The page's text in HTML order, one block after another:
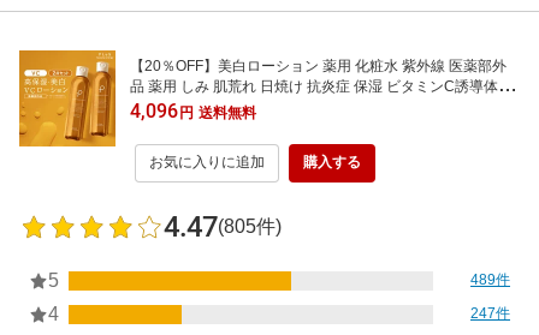
【20％OFF】美白ローション 薬用 化粧水 紫外線 医薬部外
品 薬用 しみ 肌荒れ 日焼け 抗炎症 保湿 ビタミンC誘導体 V
C 春 メンズ 男性にも [プリュ VC ホワイトニングローション
（200ml×2点セット）]ZZ【送料無料】【2点セット】
4,096円 送料無料
お気に入りに追加 購入する
4.47(805件)
5 489件
4 247件